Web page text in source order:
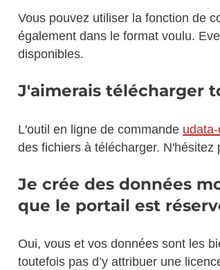
Vous pouvez utiliser la fonction de
également dans le format voulu.
disponibles.
J'aimerais télécharger
L'outil en ligne de commande udata-
des fichiers à télécharger.
Je crée des données
que le portail est
Oui, vous et vos données sont les
toutefois pas d’y attribuer une